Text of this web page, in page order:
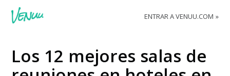
ENTRAR A VENUU.COM
Los 12 mejores salas de